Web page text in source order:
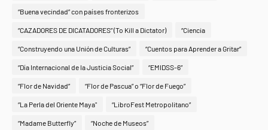
“Buena vecindad” con países fronterizos
“CAZADORES DE DICATADORES” (To Kill a Dictator) “Ciencia
“Construyendo una Unión de Culturas” “Cuentos para Aprender a Gritar”
“Día Internacional de la Justicia Social” “EMIDSS-6”
“Flor de Navidad” “Flor de Pascua” o “Flor de Fuego”
“La Perla del Oriente Maya" “LibroFest Metropolitano”
“Madame Butterfly” “Noche de Museos”